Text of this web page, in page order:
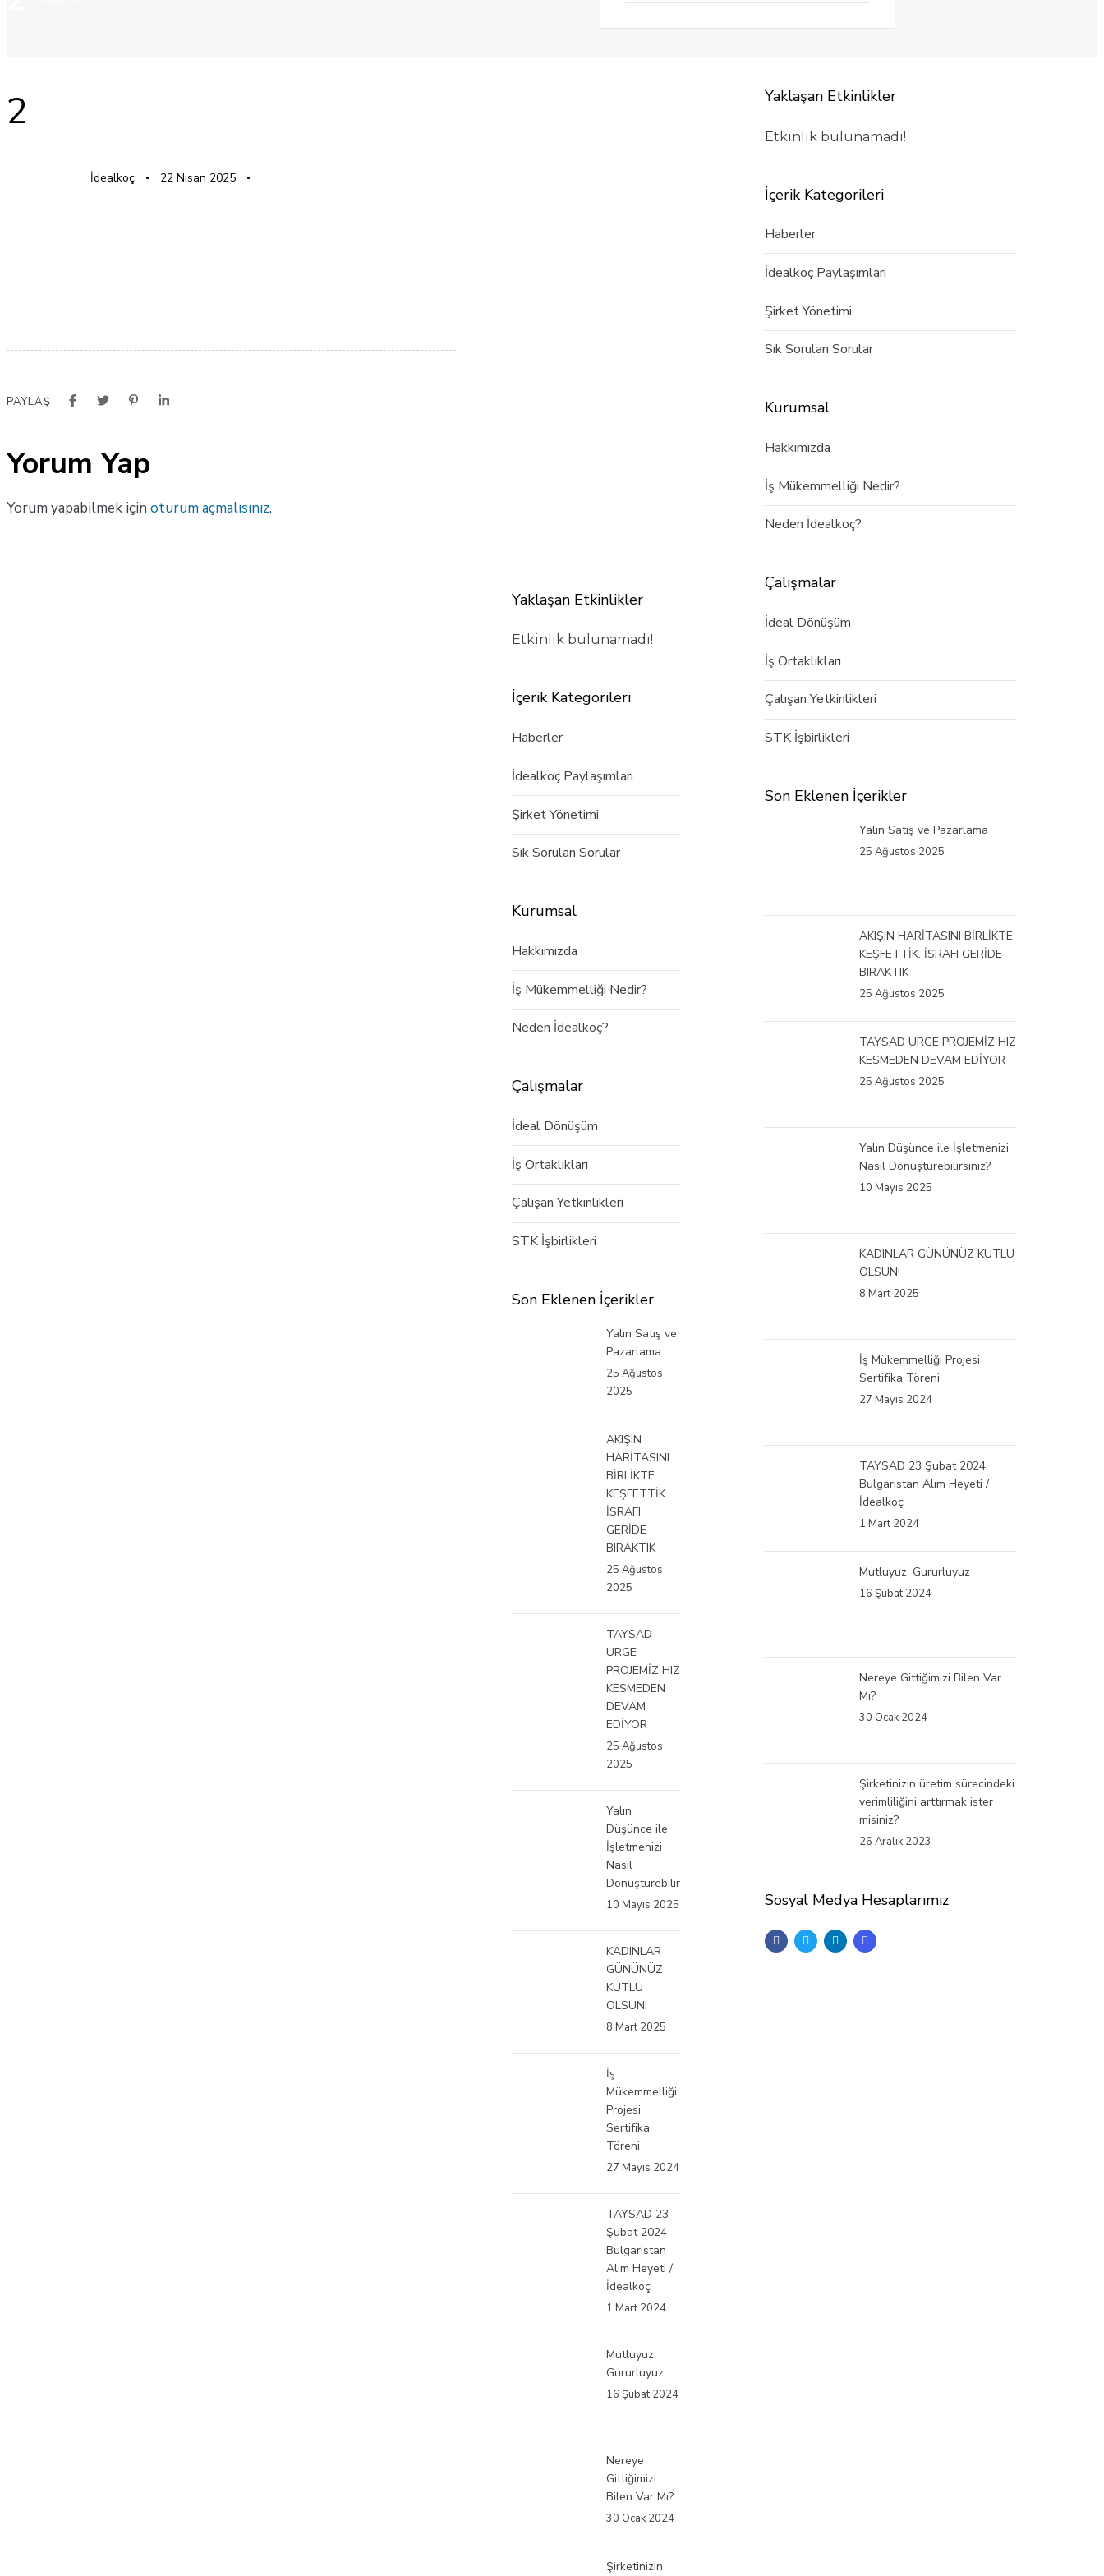
2
İdealkoç 22 Nisan 2025
PAYLAŞ
Yorum Yap
Yorum yapabilmek için oturum açmalısınız.
Yaklaşan Etkinlikler
Etkinlik bulunamadı!
İçerik Kategorileri
Haberler
İdealkoç Paylaşımları
Şirket Yönetimi
Sık Sorulan Sorular
Kurumsal
Hakkımızda
İş Mükemmelliği Nedir?
Neden İdealkoç?
Çalışmalar
İdeal Dönüşüm
İş Ortaklıkları
Çalışan Yetkinlikleri
STK İşbirlikleri
Son Eklenen İçerikler
Yalın Satış ve
Pazarlama
25 Ağustos
2025
AKIŞIN
HARİTASINI
BİRLİKTE
KEŞFETTİK.
İSRAFI
GERİDE
BIRAKTIK
25 Ağustos
2025
TAYSAD
URGE
PROJEMİZ HIZ
KESMEDEN
DEVAM
EDİYOR
25 Ağustos
2025
Yalın
Düşünce ile
İşletmenizi
Nasıl
Dönüştürebilirsiniz?
10 Mayıs 2025
KADINLAR
GÜNÜNÜZ
KUTLU
OLSUN!
8 Mart 2025
İş
Mükemmelliği
Projesi
Sertifika
Töreni
27 Mayıs 2024
TAYSAD 23
Şubat 2024
Bulgaristan
Alım Heyeti /
İdealkoç
1 Mart 2024
Mutluyuz,
Gururluyuz
16 Şubat 2024
Nereye
Gittiğimizi
Bilen Var Mı?
30 Ocak 2024
Şirketinizin
Yaklaşan Etkinlikler
Etkinlik bulunamadı!
İçerik Kategorileri
Haberler
İdealkoç Paylaşımları
Şirket Yönetimi
Sık Sorulan Sorular
Kurumsal
Hakkımızda
İş Mükemmelliği Nedir?
Neden İdealkoç?
Çalışmalar
İdeal Dönüşüm
İş Ortaklıkları
Çalışan Yetkinlikleri
STK İşbirlikleri
Son Eklenen İçerikler
Yalın Satış ve Pazarlama
25 Ağustos 2025
AKIŞIN HARİTASINI BİRLİKTE
KEŞFETTİK. İSRAFI GERİDE
BIRAKTIK
25 Ağustos 2025
TAYSAD URGE PROJEMİZ HIZ
KESMEDEN DEVAM EDİYOR
25 Ağustos 2025
Yalın Düşünce ile İşletmenizi
Nasıl Dönüştürebilirsiniz?
10 Mayıs 2025
KADINLAR GÜNÜNÜZ KUTLU
OLSUN!
8 Mart 2025
İş Mükemmelliği Projesi
Sertifika Töreni
27 Mayıs 2024
TAYSAD 23 Şubat 2024
Bulgaristan Alım Heyeti /
İdealkoç
1 Mart 2024
Mutluyuz, Gururluyuz
16 Şubat 2024
Nereye Gittiğimizi Bilen Var
Mı?
30 Ocak 2024
Şirketinizin üretim sürecindeki
verimliliğini arttırmak ister
misiniz?
26 Aralık 2023
Sosyal Medya Hesaplarımız